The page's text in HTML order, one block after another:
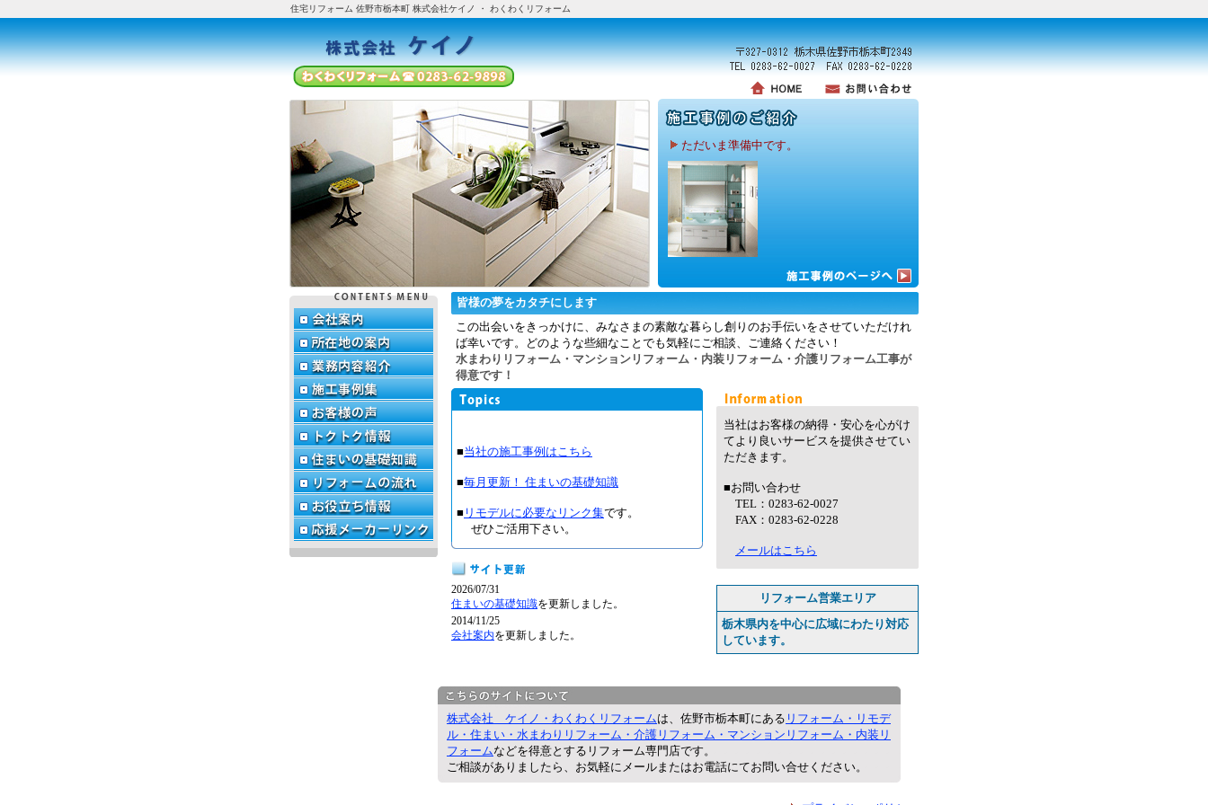
住宅リフォーム 佐野市栃本町 株式会社ケイノ ・ わくわくリフォーム
ただいま準備中です。
皆様の夢をカタチにします
この出会いをきっかけに、みなさまの素敵な暮らし創りのお手伝いをさせていただけれ
ば幸いです。どのような些細なことでも気軽にご相談、ご連絡ください！
水まわりリフォーム・マンションリフォーム・内装リフォーム・介護リフォーム工事が
得意です！
■当社の施工事例はこちら
■毎月更新！ 住まいの基礎知識
■ リモデルに必要なリンク集です。
ぜひご活用下さい。
当社はお客様の納得・安心を心がけ
てより良いサービスを提供させてい
ただきます。
■お問い合わせ
TEL：0283-62-0027
FAX：0283-62-0228
メールはこちら
リフォーム営業エリア
栃木県内を中心に広域にわたり対応
しています。
2026/07/31
住まいの基礎知識を更新しました。
2014/11/25
会社案内を更新しました。
株式会社 ケイノ・わくわくリフォームは、佐野市栃本町にある リフォーム・リモデ
ル・住まい・水まわりリフォーム・介護リフォーム・マンションリフォーム・内装リ
フォームなどを得意とするリフォーム専門店です。
ご相談がありましたら、お気軽にメールまたはお電話にてお問い合せください。